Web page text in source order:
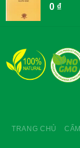
0 ₫
TRANG CHỦ